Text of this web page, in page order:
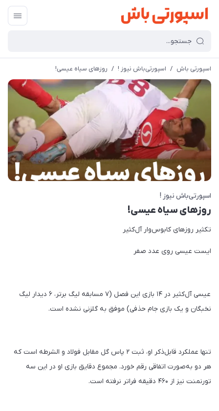
اسپورتی باش / اسپورتی‌باش نیوز ! / روزهای سیاه عیسی!
اسپورتی‌باش نیوز !
روزهای سیاه عیسی!
تکثیر روزهای کابوس‌وار آل‌کثیر
ایست عیسی روی عدد صفر
عیسی آل‌کثیر در ۱۴ بازی این فصل (۷ مسابقه لیگ برتر، ۶ دیدار لیگ
نخبگان و یک بازی جام حذفی) موفق به گلزنی نشده است.
تنها عملکرد قابل‌ذکر او، ثبت ۲ پاس گل مقابل فولاد و الشرطه است که
هر دو به‌صورت اتفاقی رقم خورد. مجموع دقایق بازی او در این سه
تورنمنت نیز از ۴۶۰ دقیقه فراتر نرفته است.